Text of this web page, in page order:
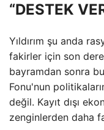
“DESTEK
Yıldırım şu anda
fakirler için son
bayramdan sonra
Fonu'nun
değil. Kayıt dışı
zenginlerden daha